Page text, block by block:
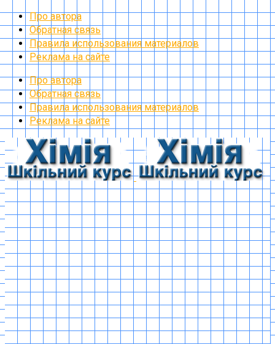
Про автора
Обратная связь
Правила использования материалов
Реклама на сайте
Про автора
Обратная связь
Правила использования материалов
Реклама на сайте